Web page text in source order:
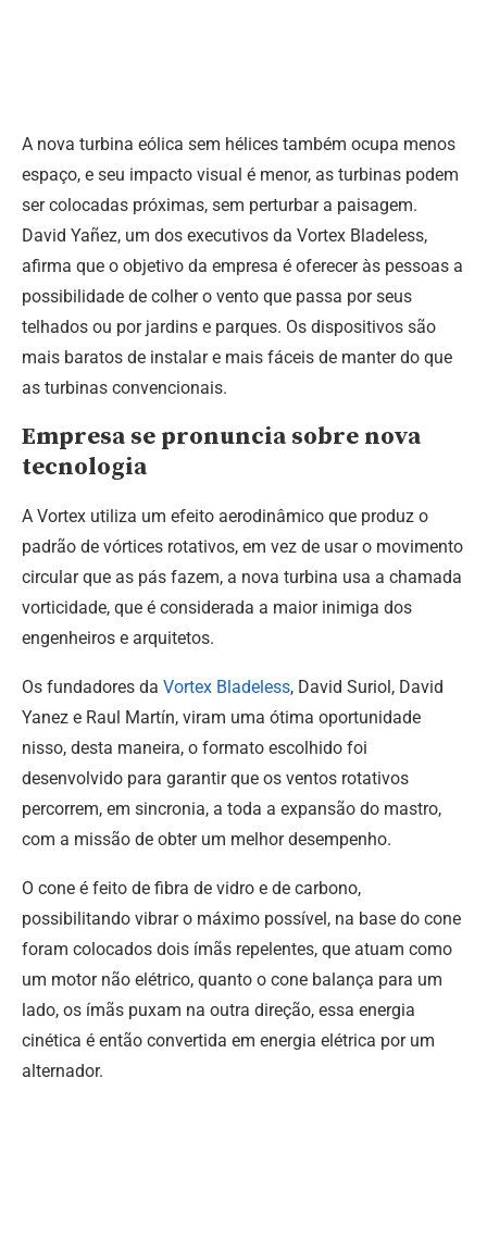
A nova turbina eólica sem hélices também ocupa menos
espaço, e seu impacto visual é menor, as turbinas podem
ser colocadas próximas, sem perturbar a paisagem.
David Yañez, um dos executivos da Vortex Bladeless,
afirma que o objetivo da empresa é oferecer às pessoas a
possibilidade de colher o vento que passa por seus
telhados ou por jardins e parques. Os dispositivos são
mais baratos de instalar e mais fáceis de manter do que
as turbinas convencionais.
Empresa se pronuncia sobre nova
tecnologia
A Vortex utiliza um efeito aerodinâmico que produz o
padrão de vórtices rotativos, em vez de usar o movimento
circular que as pás fazem, a nova turbina usa a chamada
vorticidade, que é considerada a maior inimiga dos
engenheiros e arquitetos.
Os fundadores da Vortex Bladeless, David Suriol, David
Yanez e Raul Martín, viram uma ótima oportunidade
nisso, desta maneira, o formato escolhido foi
desenvolvido para garantir que os ventos rotativos
percorrem, em sincronia, a toda a expansão do mastro,
com a missão de obter um melhor desempenho.
O cone é feito de fibra de vidro e de carbono,
possibilitando vibrar o máximo possível, na base do cone
foram colocados dois ímãs repelentes, que atuam como
um motor não elétrico, quanto o cone balança para um
lado, os ímãs puxam na outra direção, essa energia
cinética é então convertida em energia elétrica por um
alternador.